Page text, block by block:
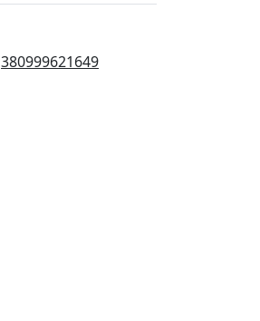
380999621649